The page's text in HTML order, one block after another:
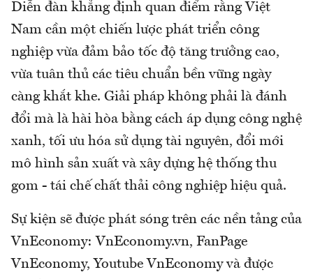
Diễn đàn khẳng định quan điểm rằng Việt
Nam cần một chiến lược phát triển công
nghiệp vừa đảm bảo tốc độ tăng trưởng cao,
vừa tuân thủ các tiêu chuẩn bền vững ngày
càng khắt khe. Giải pháp không phải là đánh
đổi mà là hài hòa bằng cách áp dụng công nghệ
xanh, tối ưu hóa sử dụng tài nguyên, đổi mới
mô hình sản xuất và xây dựng hệ thống thu
gom - tái chế chất thải công nghiệp hiệu quả.
Sự kiện sẽ được phát sóng trên các nền tảng của
VnEconomy: VnEconomy.vn, FanPage
VnEconomy, Youtube VnEconomy và được